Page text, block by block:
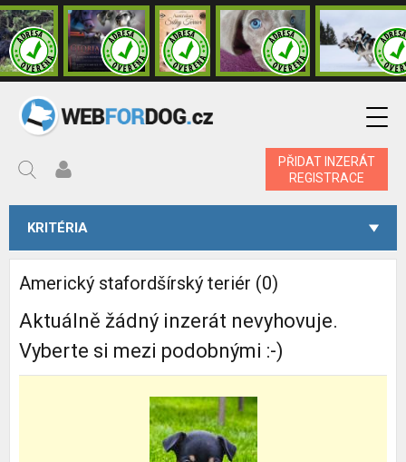
PŘIDAT INZERÁT
REGISTRACE
KRITÉRIA
Americký stafordšírský teriér (0)
Aktuálně žádný inzerát nevyhovuje.
Vyberte si mezi podobnými :-)